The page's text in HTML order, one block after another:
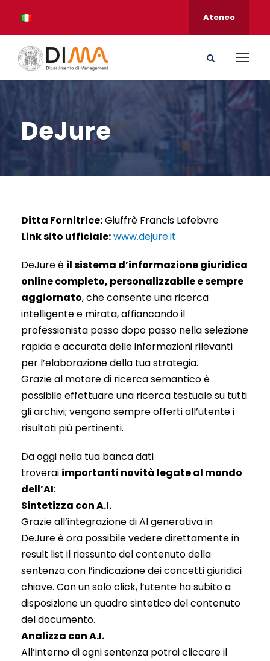
Ateneo
DeJure
Ditta Fornitrice:Giuffrè Francis Lefebvre
Link sito ufficiale:www.dejure.it
DeJure è il sistema d’informazione giuridica
online completo, personalizzabile e sempre
aggiornato, che consente una ricerca
intelligente e mirata, affiancando il
professionista passo dopo passo nella selezione
rapida e accurata delle informazioni rilevanti
per l’elaborazione della tua strategia.
Grazie al motore di ricerca semantico è
possibile effettuare una ricerca testuale su tutti
gli archivi; vengono sempre offerti all’utente i
risultati più pertinenti.
Da oggi nella tua banca dati
troverai importanti novità legate al mondo
dell’AI:
Sintetizza con A.I.
Grazie all’integrazione di AI generativa in
DeJure è ora possibile vedere direttamente in
result list il riassunto del contenuto della
sentenza con l’indicazione dei concetti giuridici
chiave. Con un solo click, l’utente ha subito a
disposizione un quadro sintetico del contenuto
del documento.
Analizza con A.I.
All’interno di ogni sentenza potrai cliccare il